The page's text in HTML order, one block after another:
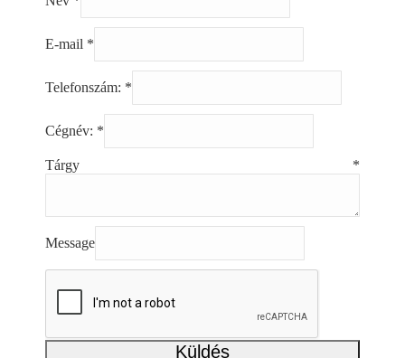
E-mail *
Telefonszám: *
Cégnév: *
Tárgy *
Message
Küldés